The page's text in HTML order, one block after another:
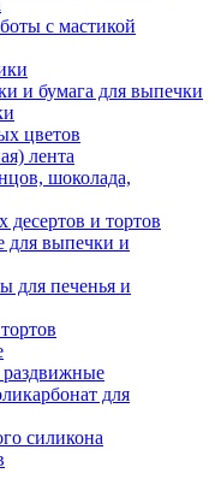
с мастикой
и бумага для выпечки
цветов
лента
шоколада,
и тортов
выпечки и
для печенья и
для
силикона